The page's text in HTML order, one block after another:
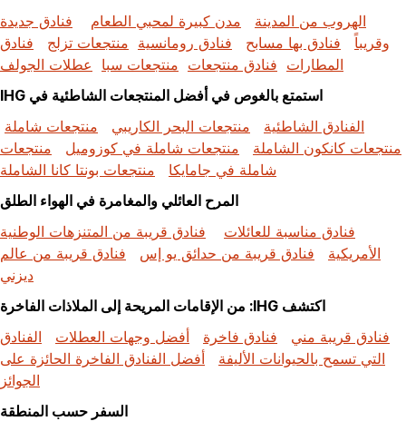
الهروب من المدينة
مدن كبيرة لمحبي الطعام
فنادق جديدة
وقريباً
فنادق بها مسابح فنادق رومانسية منتجعات تزلج
فنادق
المطارات فنادق منتجعات منتجعات سبا
عطلات الجولف
استمتع بالغوص في أفضل المنتجعات الشاطئية في IHG
الفنادق الشاطئية
منتجعات البحر الكاريبي
منتجعات شاملة
منتجعات كانكون الشاملة
منتجعات شاملة في كوزوميل
منتجعات
شاملة في جامايكا
منتجعات بونتا كانا الشاملة
المرح العائلي والمغامرة في الهواء الطلق
فنادق مناسبة للعائلات
فنادق قريبة من المتنزهات الوطنية
الأمريكية
فنادق قريبة من حدائق يو إس
فنادق قريبة من عالم
ديزني
اكتشف IHG: من الإقامات المريحة إلى الملاذات الفاخرة
فنادق قريبة مني
فنادق فاخرة أفضل وجهات العطلات
الفنادق
التي تسمح بالحيوانات الأليفة
أفضل الفنادق الفاخرة الحائزة على
الجوائز
السفر حسب المنطقة